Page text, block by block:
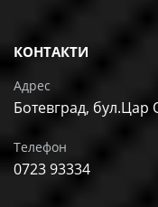
КОНТАКТИ
Адрес
Ботевград,
Телефон
0723 93334